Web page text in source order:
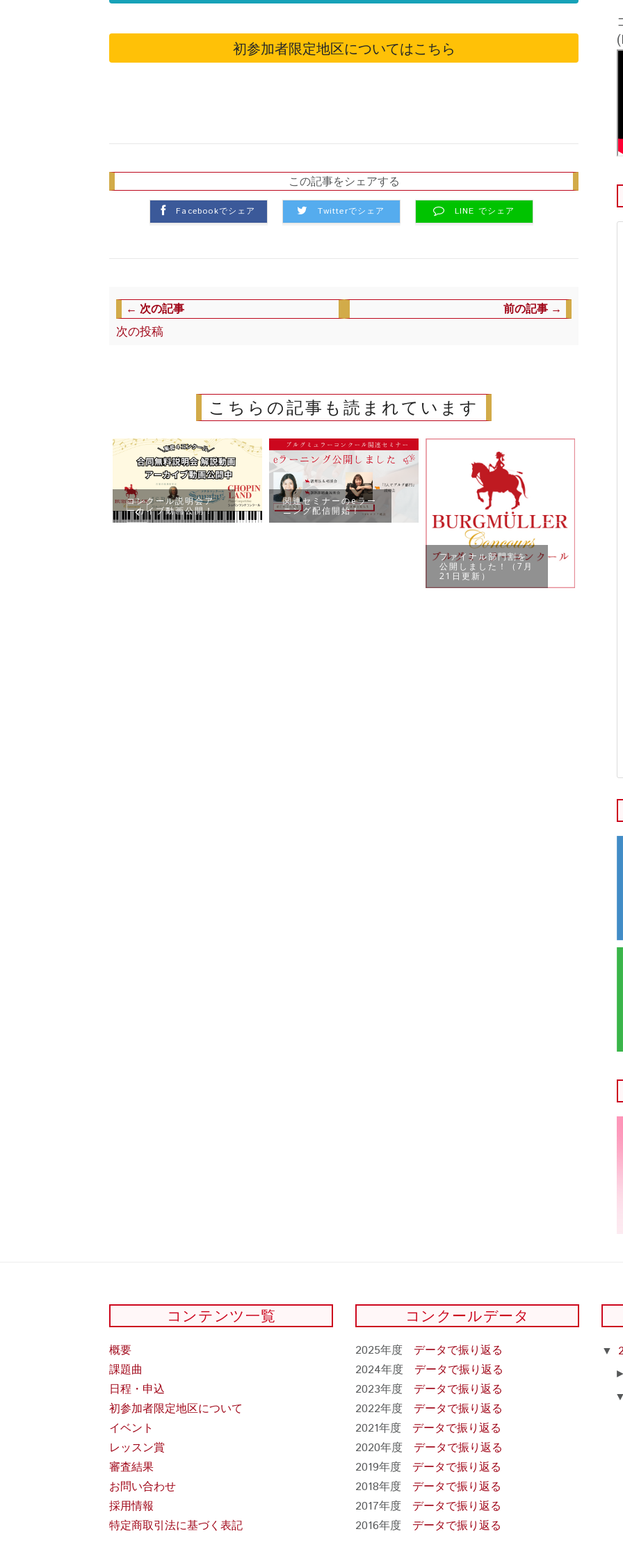
初参加者限定地区についてはこちら
この記事をシェアする
Facebookでシェア Twitterでシェア LINE でシェア
← 次の記事
次の投稿
前の記事 →
こちらの記事も読まれています
コンクール説明会ア
ーカイブ動画公開！
関連セミナーのeラー
ニング配信開始！
ファイナル部門割を
公開しました！（7月
21日更新）
コンテンツ一覧
概要
課題曲
日程・申込
初参加者限定地区について
イベント
レッスン賞
審査結果
お問い合わせ
採用情報
特定商取引法に基づく表記
コンクールデータ
2025年度 データで振り返る
2024年度 データで振り返る
2023年度 データで振り返る
2022年度 データで振り返る
2021年度 データで振り返る
2020年度 データで振り返る
2019年度 データで振り返る
2018年度 データで振り返る
2017年度 データで振り返る
2016年度 データで振り返る
▼